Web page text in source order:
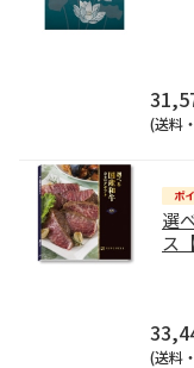
(送料
選
ス
(送料